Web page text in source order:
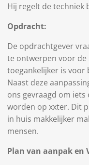
Hij regelt de techniek
Opdracht:
De opdrachtgever
te ontwerpen voor
toegankelijker is voor
Naast deze
ons gevraagd om
worden op xxter. Dit
in huis makkelijker
mensen.
Plan van aanpak en